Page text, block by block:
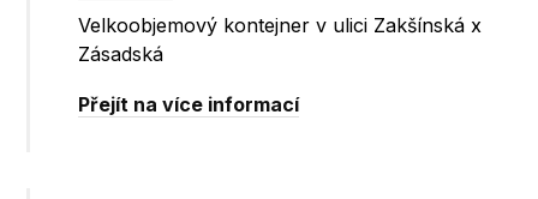
Velkoobjemový kontejner v ulici Zakšínská x
Zásadská
Přejít na více informací